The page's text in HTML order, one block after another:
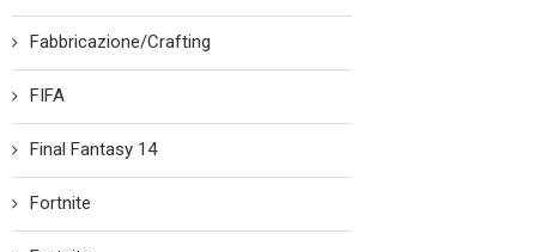
Fabbricazione/Crafting
FIFA
Final Fantasy 14
Fortnite